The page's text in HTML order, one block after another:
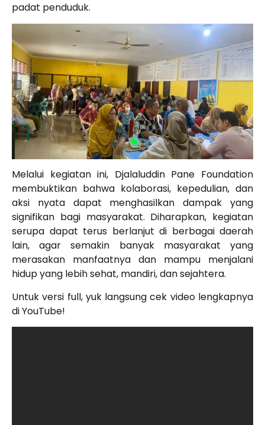
padat penduduk.
Melalui kegiatan ini, Djalaluddin Pane Foundation
membuktikan bahwa kolaborasi, kepedulian, dan
aksi nyata dapat menghasilkan dampak yang
signifikan bagi masyarakat. Diharapkan, kegiatan
serupa dapat terus berlanjut di berbagai daerah
lain, agar semakin banyak masyarakat yang
merasakan manfaatnya dan mampu menjalani
hidup yang lebih sehat, mandiri, dan sejahtera.
Untuk versi full, yuk langsung cek video lengkapnya
di YouTube!